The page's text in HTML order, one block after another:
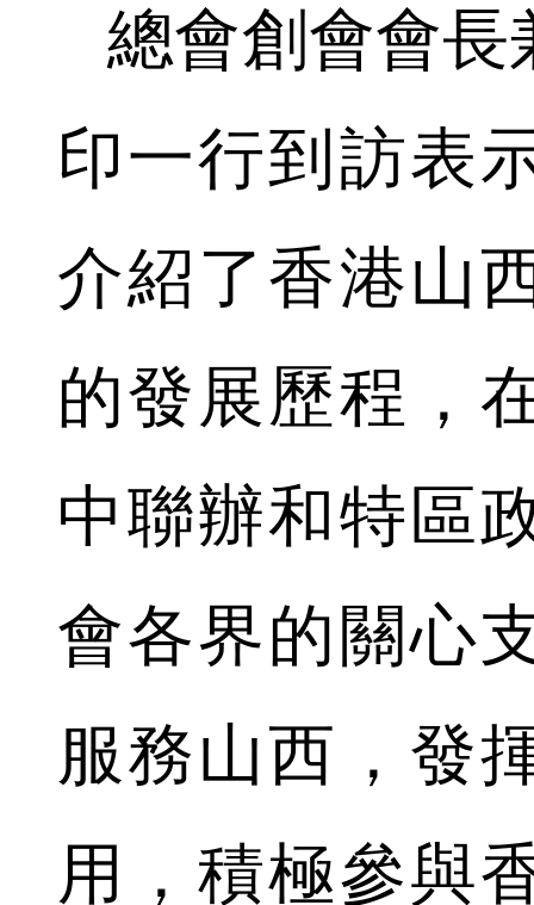
總會創會會長
印一行到訪表
介紹了香港山
的發展歷程，
中聯辦和特區
會各界的關心
服務山西，發
用，積極參與